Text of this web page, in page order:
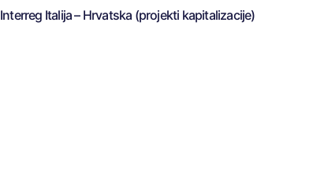
Interreg Italija – Hrvatska (projekti kapitalizacije)